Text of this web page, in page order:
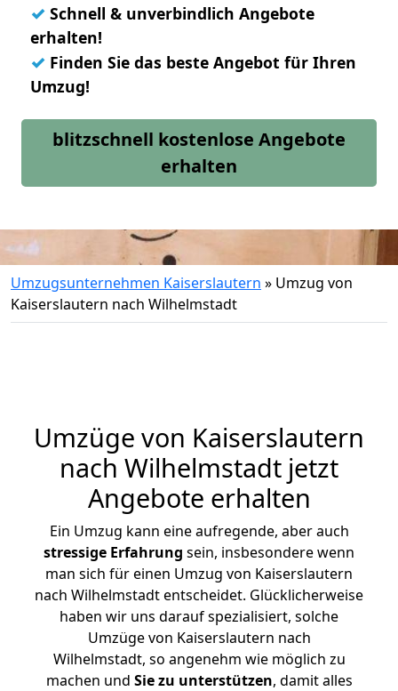
✓ Schnell & unverbindlich Angebote
erhalten!
✓ Finden Sie das beste Angebot für Ihren
Umzug!
blitzschnell kostenlose Angebote
erhalten
Umzugsunternehmen Kaiserslautern » Umzug von
Kaiserslautern nach Wilhelmstadt
Umzüge von Kaiserslautern
nach Wilhelmstadt jetzt
Angebote erhalten
Ein Umzug kann eine aufregende, aber auch
stressige Erfahrung sein, insbesondere wenn
man sich für einen Umzug von Kaiserslautern
nach Wilhelmstadt entscheidet. Glücklicherweise
haben wir uns darauf spezialisiert, solche
Umzüge von Kaiserslautern nach
Wilhelmstadt, so angenehm wie möglich zu
machen und Sie zu unterstützen, damit alles